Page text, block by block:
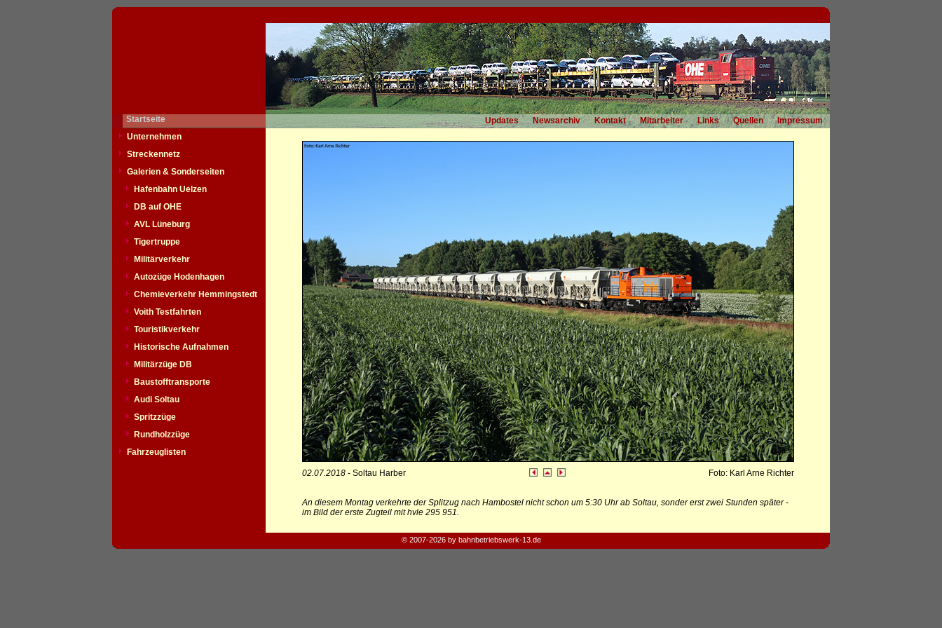
Startseite Updates Newsarchiv Kontakt Mitarbeiter Links Quellen
Impressum
Unternehmen
Streckennetz
Galerien & Sonderseiten
Hafenbahn Uelzen
DB auf OHE
AVL Lüneburg
Tigertruppe
Militärverkehr
Autozüge Hodenhagen
Chemieverkehr Hemmingstedt
Voith Testfahrten
Touristikverkehr
Historische Aufnahmen
Militärzüge DB
Baustofftransporte
Audi Soltau
Spritzzüge
Rundholzzüge
Fahrzeuglisten
02.07.2018- Soltau Harber Foto: Karl Arne Richter
An diesem Montag verkehrte der Splitzug nach Hambostel nicht schon um 5:30 Uhr ab Soltau, sonder erst zwei Stunden später -
im Bild der erste Zugteil mit hvle 295 951.
© 2007-2026 by bahnbetriebswerk-13.de